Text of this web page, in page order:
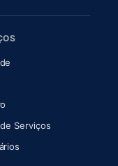
em nova aba)
Serviços